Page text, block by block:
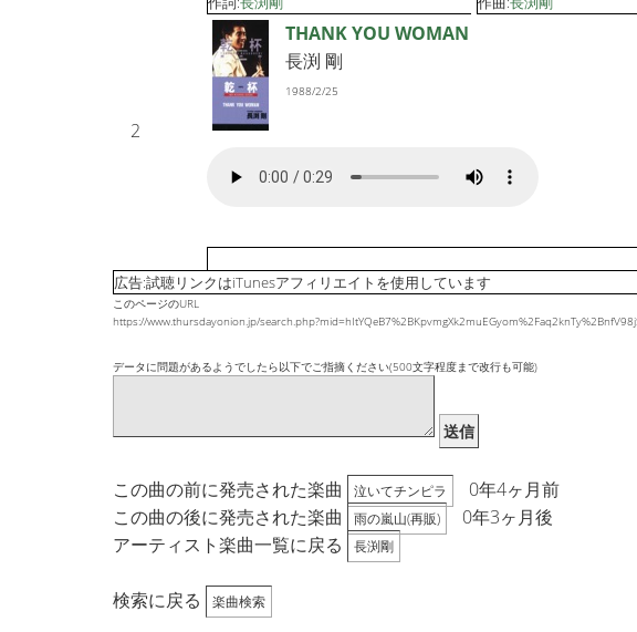
2
THANK YOU WOMAN
長渕 剛
1988/2/25
広告:試聴リンクはiTunesアフィリエイトを使用しています
このページのURL
https://www.thursdayonion.jp/
データに問題があるようでしたら以下でご指摘ください(500文字程度まで改行も可能)
送信
この曲の前に発売された楽曲 泣いてチンピラ
0年4ヶ月前
この曲の後に発売された楽曲
雨の嵐山(再販)
0年3ヶ月後
アーティスト楽曲一覧に戻る
長渕剛
検索に戻る 楽曲検索